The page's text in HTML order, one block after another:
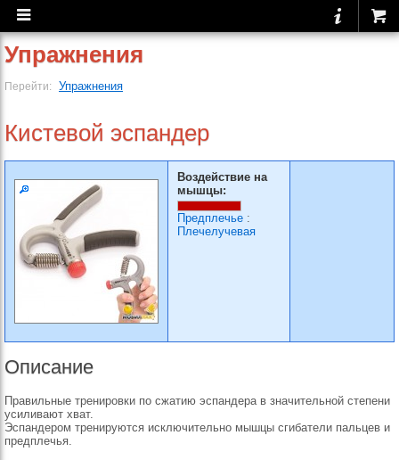
Упражнения
Перейти: Упражнения
Кистевой эспандер
Воздействие на
мышцы:
Предплечье :
Плечелучевая
Описание
Правильные тренировки по сжатию эспандера в значительной степени
усиливают хват.
Эспандером тренируются исключительно мышцы сгибатели пальцев и
предплечья.